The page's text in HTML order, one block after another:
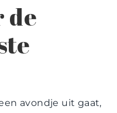
de
avondje uit gaat,